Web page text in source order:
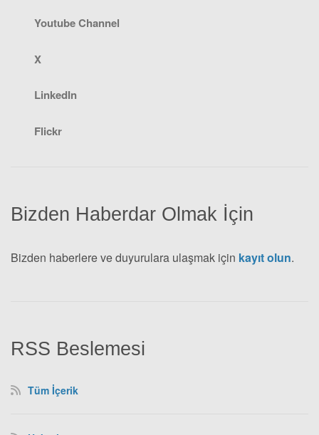
RSS Beslemesi
Tüm İçerik
Bizden Haberdar Olmak İçin
Bizden haberlere ve duyurulara ulaşmak için kayıt olun.
Youtube Channel
X
LinkedIn
Flickr